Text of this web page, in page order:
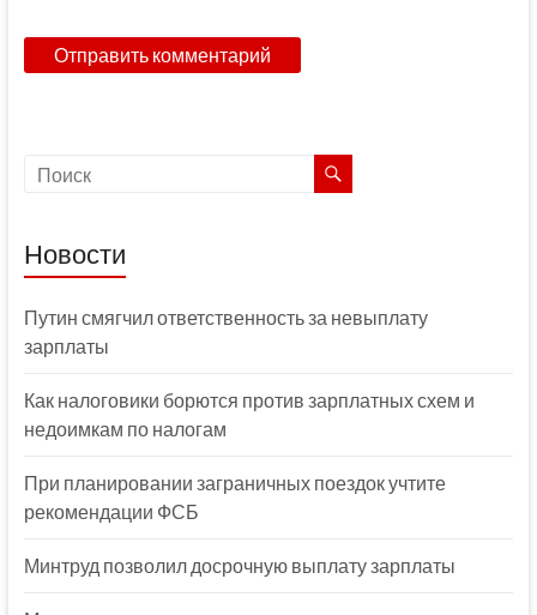
Новости
Путин смягчил ответственность за невыплату
зарплаты
Как налоговики борются против зарплатных схем и
недоимкам по налогам
При планировании заграничных поездок учтите
рекомендации ФСБ
Минтруд позволил досрочную выплату зарплаты